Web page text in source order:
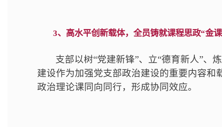
3、高水平创新载体，全员铸就课程思政“金
支部以树“党建新锋”、立“德育新人”、
建设作为加强党支部政治建设的重要内容和
政治理论课同向同行，形成协同效应。